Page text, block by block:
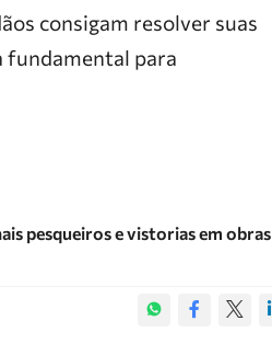
consigam resolver suas
fundamental para
pesqueiros e vistorias em obras